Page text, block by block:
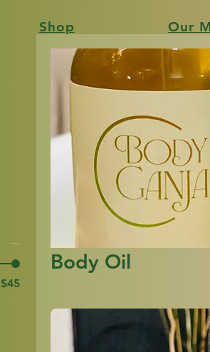
$45
Body Oil
Shop Our